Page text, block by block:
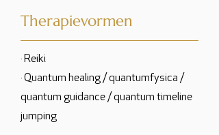
Therapievormen
· Reiki
· Quantum healing / quantumfysica /
quantum guidance / quantum timeline
jumping